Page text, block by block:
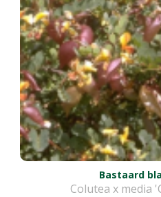
Bastaard
Colutea x media